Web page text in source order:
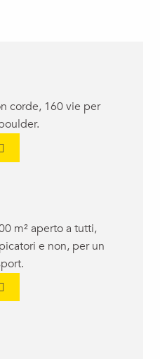
corde, 160 vie per
m² aperto a tutti,
e non, per un